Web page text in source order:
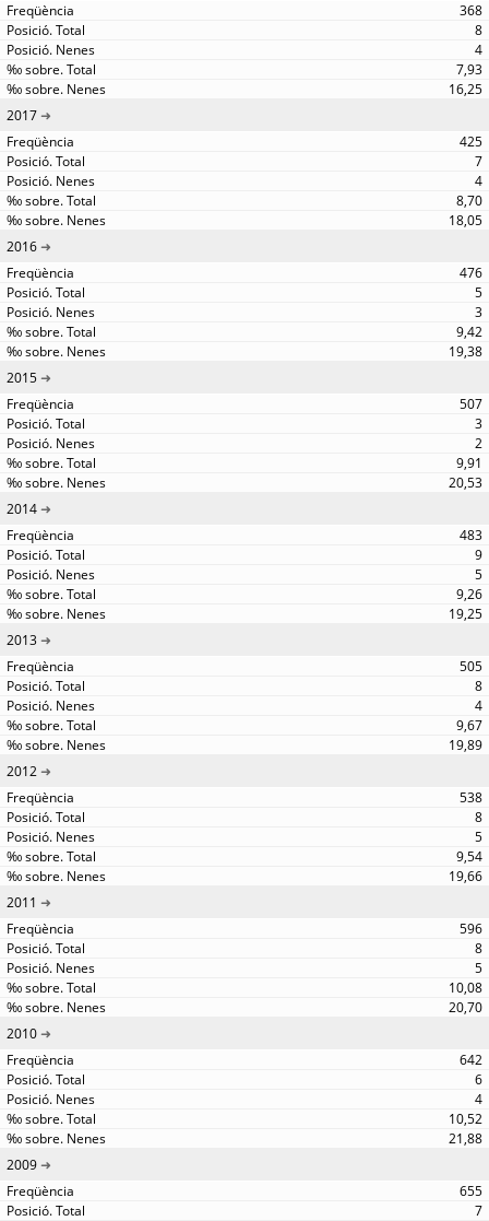
368
8
4
7,93
16,25
2017
425
7
4
8,70
18,05
2016
476
5
3
9,42
19,38
2015
507
3
2
9,91
20,53
2014
483
9
5
9,26
19,25
2013
505
8
4
9,67
19,89
2012
538
8
5
9,54
19,66
2011
596
8
5
10,08
20,70
2010
642
6
4
10,52
21,88
2009
655
7